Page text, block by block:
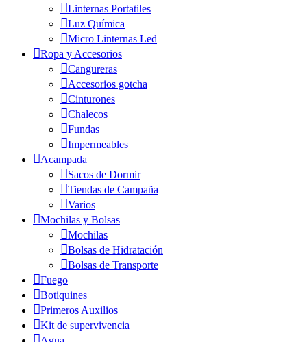
Linternas Portatiles
Luz Química
Micro Linternas Led
Ropa y Accesorios
Cangureras
Accesorios gotcha
Cinturones
Chalecos
Fundas
Impermeables
Acampada
Sacos de Dormir
Tiendas de Campaña
Varios
Mochilas y Bolsas
Mochilas
Bolsas de Hidratación
Bolsas de Transporte
Fuego
Botiquines
Primeros Auxilios
Kit de supervivencia